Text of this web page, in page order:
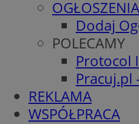
OGŁOSZENIA
Dodaj
POLECAMY
Protocol
Pracuj.pl
REKLAMA
WSPÓŁPRACA